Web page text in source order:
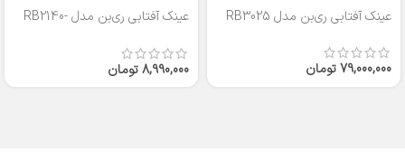
عینک آفتابی ری‌بن مدل RB3025
79,000,000تومان
عینک آفتابی ری‌بن مدل RB2140-
8,990,000تومان